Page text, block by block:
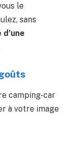
le
sans
camping-car
à votre image